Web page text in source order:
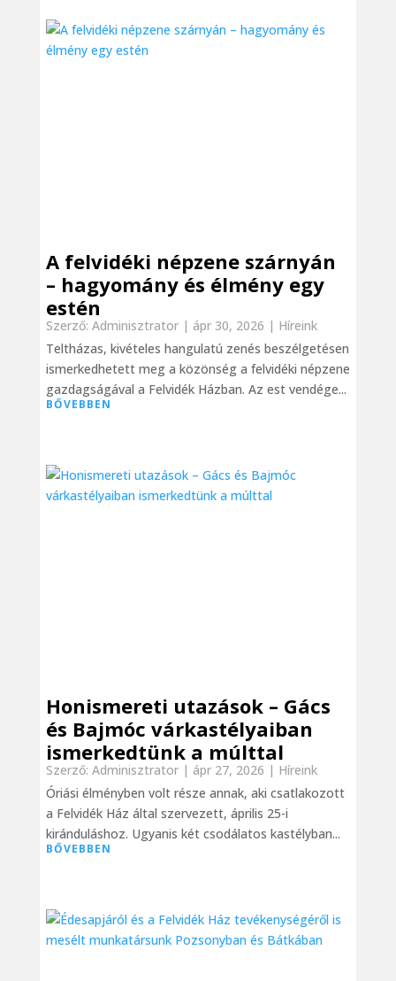
A felvidéki népzene szárnyán
– hagyomány és élmény egy
estén
Szerző: Adminisztrator| ápr 30, 2026 | Híreink
Teltházas, kivételes hangulatú zenés beszélgetésen
ismerkedhetett meg a közönség a felvidéki népzene
gazdagságával a Felvidék Házban. Az est vendége...
BŐVEBBEN
Honismereti utazások – Gács
és Bajmóc várkastélyaiban
ismerkedtünk a múlttal
Szerző: Adminisztrator| ápr 27, 2026 | Híreink
Óriási élményben volt része annak, aki csatlakozott
a Felvidék Ház által szervezett, április 25-i
kiránduláshoz. Ugyanis két csodálatos kastélyban...
BŐVEBBEN